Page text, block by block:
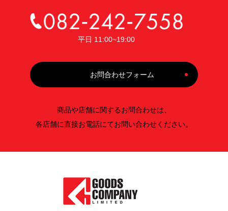
平日 11:00~19:00
お問合わせフォーム
商品や店舗に関するお問合わせは、
各店舗に直接お電話にてお問い合わせください。